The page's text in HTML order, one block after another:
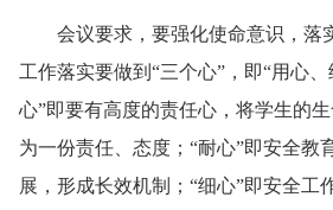
会议要求，要强化使命意识，落
工作落实要做到“三个心”，即“用心、
心”即要有高度的责任心，将学生的
为一份责任、态度；“耐心”即安全教
展，形成长效机制；“细心”即安全工